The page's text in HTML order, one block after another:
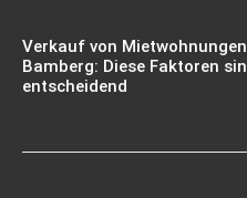
Verkauf von
Bamberg: Diese Faktoren
entscheidend